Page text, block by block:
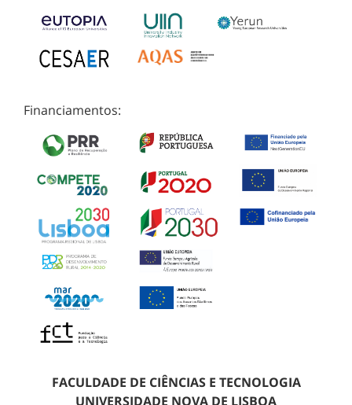
Financiamentos:
FACULDADE DE CIÊNCIAS E TECNOLOGIA
UNIVERSIDADE NOVA DE LISBOA